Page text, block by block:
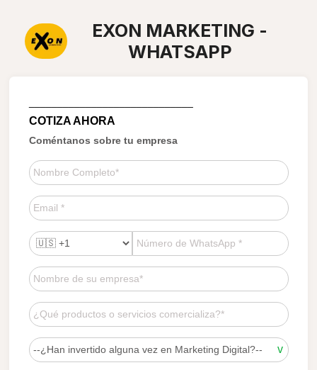
EXON MARKETING -
WHATSAPP
COTIZA AHORA
Coméntanos sobre tu empresa